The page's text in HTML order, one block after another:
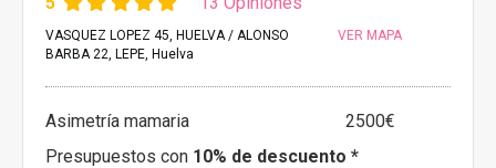
VASQUEZ LOPEZ 45, HUELVA / ALONSO
BARBA 22, LEPE, Huelva
VER MAPA
Asimetría mamaria
2500€
Presupuestos con 10% de descuento *